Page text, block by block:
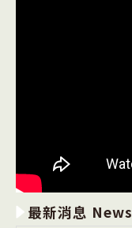
最新消息 News